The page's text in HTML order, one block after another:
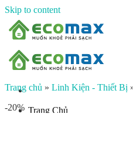
Skip to content
Trang Chủ
Trang chủ » Linh Kiện - Thiết Bị
-20%